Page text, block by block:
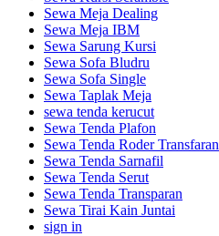
Sewa Meja Dealing
Sewa Meja IBM
Sewa Sarung Kursi
Sewa Sofa Bludru
Sewa Sofa Single
Sewa Taplak Meja
sewa tenda kerucut
Sewa Tenda Plafon
Sewa Tenda Roder Transfaran
Sewa Tenda Sarnafil
Sewa Tenda Serut
Sewa Tenda Transparan
Sewa Tirai Kain Juntai
sign in